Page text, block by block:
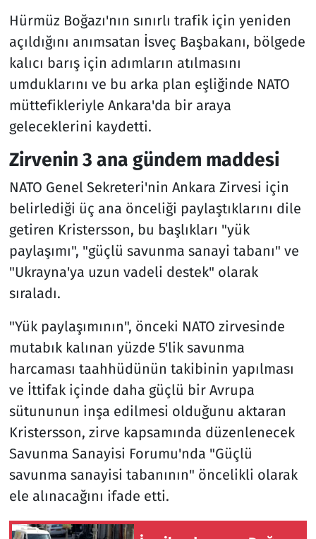
Hürmüz Boğazı'nın sınırlı trafik için yeniden
açıldığını anımsatan İsveç Başbakanı, bölgede
kalıcı barış için adımların atılmasını
umduklarını ve bu arka plan eşliğinde NATO
müttefikleriyle Ankara'da bir araya
geleceklerini kaydetti.
Zirvenin 3 ana gündem maddesi
NATO Genel Sekreteri'nin Ankara Zirvesi için
belirlediği üç ana önceliği paylaştıklarını dile
getiren Kristersson, bu başlıkları "yük
paylaşımı", "güçlü savunma sanayi tabanı" ve
"Ukrayna'ya uzun vadeli destek" olarak
sıraladı.
"Yük paylaşımının", önceki NATO zirvesinde
mutabık kalınan yüzde 5'lik savunma
harcaması taahhüdünün takibinin yapılması
ve İttifak içinde daha güçlü bir Avrupa
sütununun inşa edilmesi olduğunu aktaran
Kristersson, zirve kapsamında düzenlenecek
Savunma Sanayisi Forumu'nda "Güçlü
savunma sanayisi tabanının" öncelikli olarak
ele alınacağını ifade etti.